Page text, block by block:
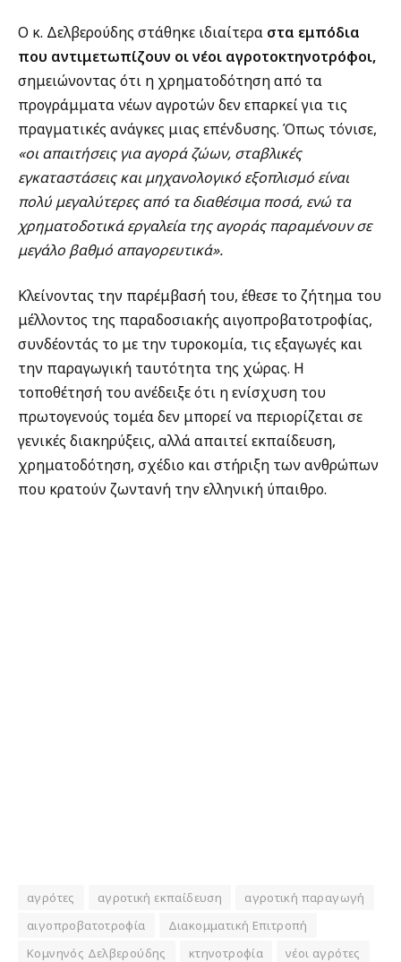
Ο κ. Δελβερούδης στάθηκε ιδιαίτερα στα εμπόδια
που αντιμετωπίζουν οι νέοι αγροτοκτηνοτρόφοι,
σημειώνοντας ότι η χρηματοδότηση από τα
προγράμματα νέων αγροτών δεν επαρκεί για τις
πραγματικές ανάγκες μιας επένδυσης. Όπως τόνισε,
«οι απαιτήσεις για αγορά ζώων, σταβλικές
εγκαταστάσεις και μηχανολογικό εξοπλισμό είναι
πολύ μεγαλύτερες από τα διαθέσιμα ποσά, ενώ τα
χρηματοδοτικά εργαλεία της αγοράς παραμένουν σε
μεγάλο βαθμό απαγορευτικά».
Κλείνοντας την παρέμβασή του, έθεσε το ζήτημα του
μέλλοντος της παραδοσιακής αιγοπροβατοτροφίας,
συνδέοντάς το με την τυροκομία, τις εξαγωγές και
την παραγωγική ταυτότητα της χώρας. Η
τοποθέτησή του ανέδειξε ότι η ενίσχυση του
πρωτογενούς τομέα δεν μπορεί να περιορίζεται σε
γενικές διακηρύξεις, αλλά απαιτεί εκπαίδευση,
χρηματοδότηση, σχέδιο και στήριξη των ανθρώπων
που κρατούν ζωντανή την ελληνική ύπαιθρο.
αγρότες αγροτική εκπαίδευση
αγροτική παραγωγή
αιγοπροβατοτροφία
Διακομματική Επιτροπή
Κομνηνός Δελβερούδης
κτηνοτροφία
νέοι αγρότες